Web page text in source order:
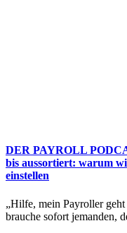
DER PAYROLL
bis aussortiert: warum
einstellen
„Hilfe, mein Payroller
brauche sofort jemanden,